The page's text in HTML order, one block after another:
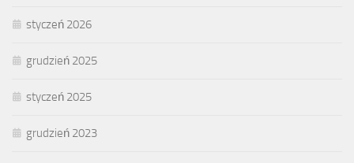
styczeń 2026
grudzień 2025
styczeń 2025
grudzień 2023